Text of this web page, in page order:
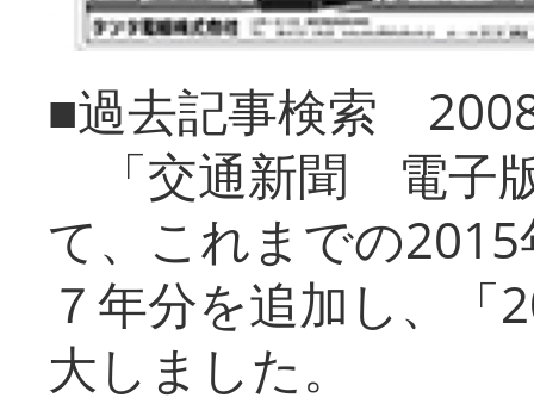
■過去記事検索
「交通新聞 電子
て、これまでの
７年分を追加し、「
大しまし